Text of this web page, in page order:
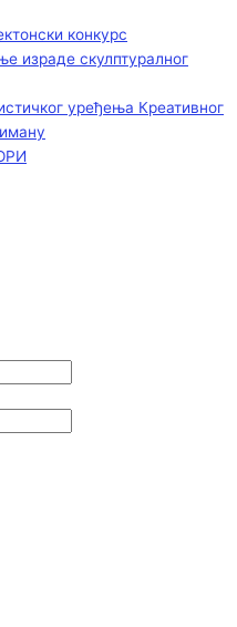
конкурс
израде скулптуралног
уређења Креативног